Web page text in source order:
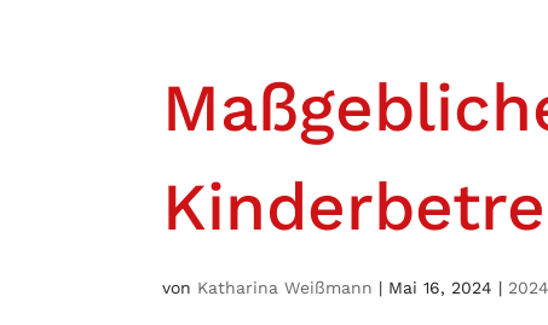
von Katharina Weißmann | Mai 16, 2024 | 2024